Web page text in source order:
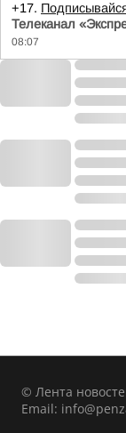
+17.
Телеканал
08:07
© Лента
Email: